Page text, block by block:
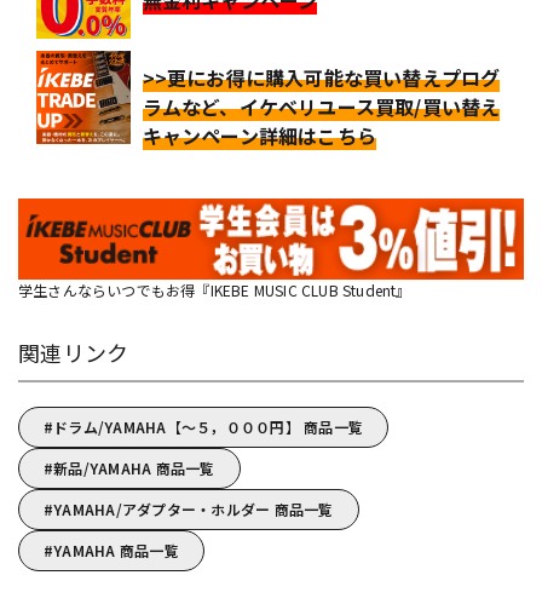
>>更にお得に購入可能な買い替えプログ
ラムなど、イケベリユース買取/買い替え
キャンペーン詳細はこちら
学生さんならいつでもお得『IKEBE MUSIC CLUB Student』
関連リンク
ドラム/YAMAHA【～５，０００円】 商品一覧
新品/YAMAHA 商品一覧
YAMAHA/アダプター・ホルダー 商品一覧
YAMAHA 商品一覧